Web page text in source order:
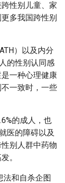
性别儿童、家
多我国跨性别
）以及内分
的性别认同感
一种心理健康
一致时，一些
的成人，也
医的障碍以及
别人群中药物
。
法和自杀企图